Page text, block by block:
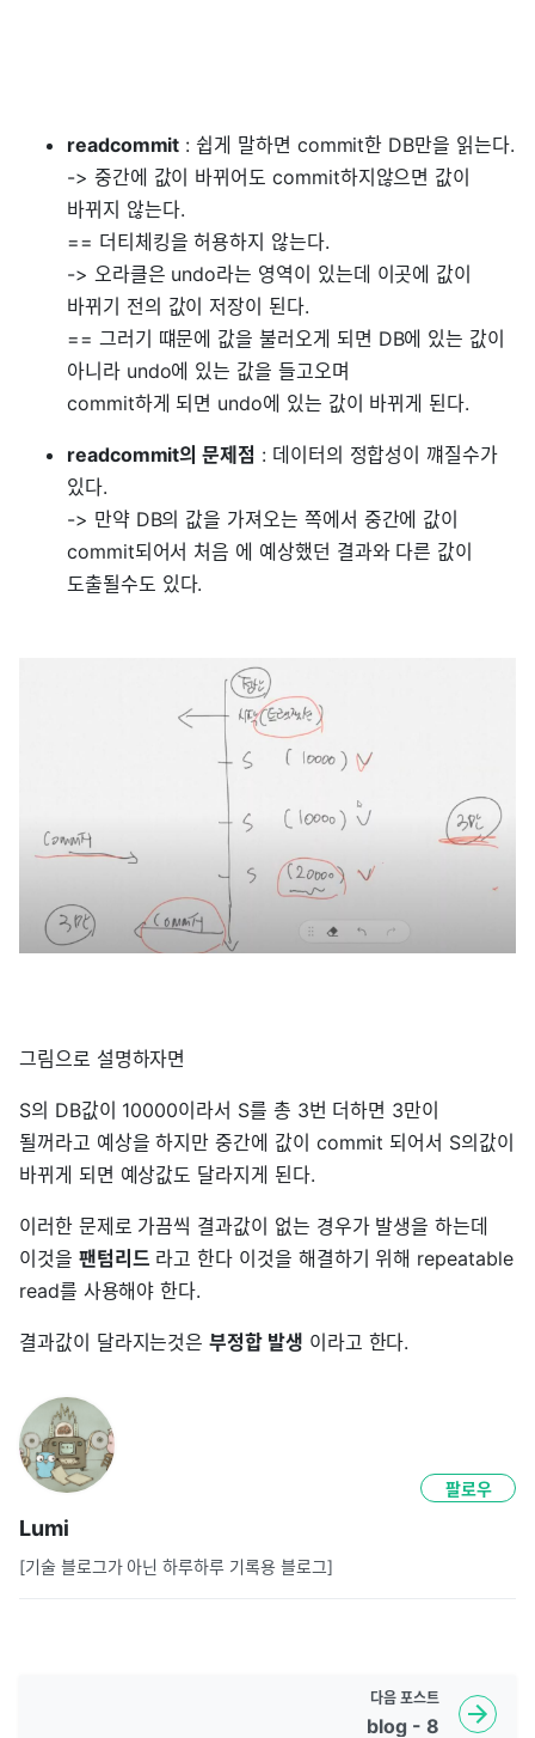
readcommit : 쉽게 말하면 commit한 DB만을 읽는다.
-> 중간에 값이 바뀌어도 commit하지않으면 값이
바뀌지 않는다.
== 더티체킹을 허용하지 않는다.
-> 오라클은 undo라는 영역이 있는데 이곳에 값이
바뀌기 전의 값이 저장이 된다.
== 그러기 떄문에 값을 불러오게 되면 DB에 있는 값이
아니라 undo에 있는 값을 들고오며
commit하게 되면 undo에 있는 값이 바뀌게 된다.
readcommit의 문제점 : 데이터의 정합성이 꺠질수가
있다.
-> 만약 DB의 값을 가져오는 쪽에서 중간에 값이
commit되어서 처음 에 예상했던 결과와 다른 값이
도출될수도 있다.
그림으로 설명하자면
S의 DB값이 10000이라서 S를 총 3번 더하면 3만이
될꺼라고 예상을 하지만 중간에 값이 commit 되어서 S의값이
바뀌게 되면 예상값도 달라지게 된다.
이러한 문제로 가끔씩 결과값이 없는 경우가 발생을 하는데
이것을 팬텀리드 라고 한다 이것을 해결하기 위해 repeatable
read를 사용해야 한다.
결과값이 달라지는것은부정합 발생 이라고 한다.
Lumi
[기술 블로그가 아닌 하루하루 기록용 블로그]
팔로우
다음 포스트
blog - 8